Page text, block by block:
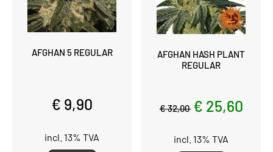
AFGHAN 5 REGULAR
€ 9,90
incl. 13% TVA
AFGHAN HASH PLANT
REGULAR
€ 32,00 € 25,60
incl. 13% TVA